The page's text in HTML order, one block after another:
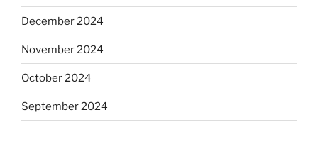
December 2024
November 2024
October 2024
September 2024